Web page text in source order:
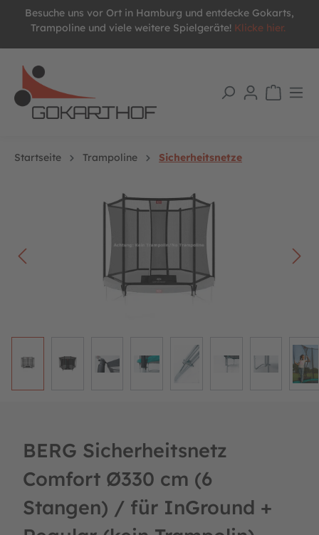
springen
Besuche uns vor Ort in Hamburg und entdecke Gokarts,
Trampoline und viele weitere Spielgeräte! Klicke hier.
Startseite Trampoline
Sicherheitsnetze
BERG Sicherheitsnetz
Comfort Ø330 cm (6
Stangen) / für InGround +